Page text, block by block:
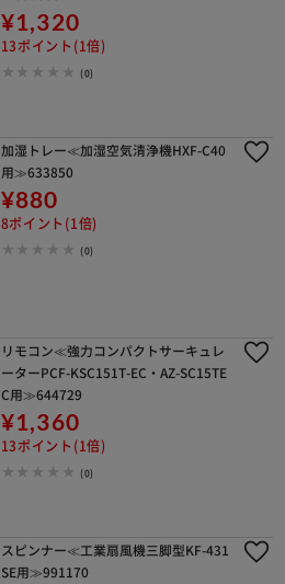
¥1,320
13ポイント(1倍)
(0)
加湿トレー≪加湿空気清浄機HXF-C40
用≫633850
¥880
8ポイント(1倍)
(0)
リモコン≪強力コンパクトサーキュレ
ーターPCF-KSC151T-EC・AZ-SC15TE
C用≫644729
¥1,360
13ポイント(1倍)
(0)
スピンナー≪工業扇風機三脚型KF-431
SE用≫991170